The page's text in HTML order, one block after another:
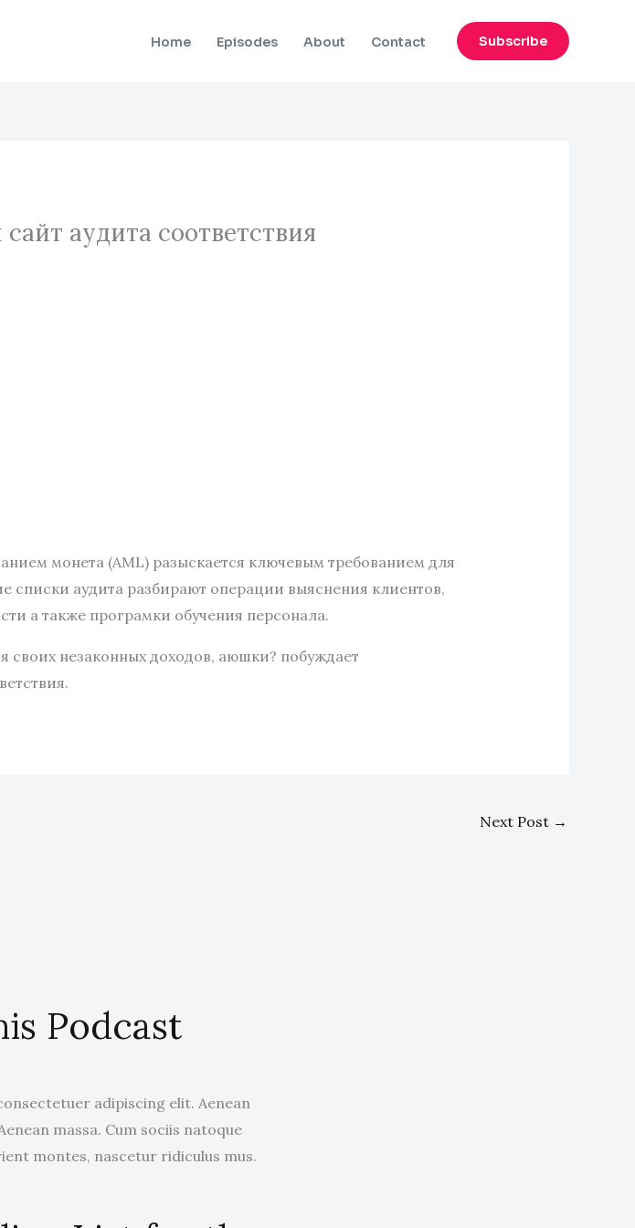
Home Episodes About Contact Subscribe
аудита соответствия
монета (AML) разыскается ключевым требованием для
списки аудита разбирают операции выяснения клиентов,
а также програмки обучения персонала.
своих незаконных доходов, аюшки? побуждает
Next Post →
Podcast
adipiscing elit. Aenean
massa. Cum sociis natoque
montes, nascetur ridiculus mus.